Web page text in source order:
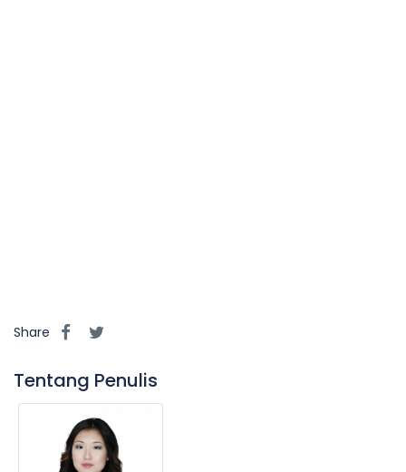
Share
Tentang Penulis